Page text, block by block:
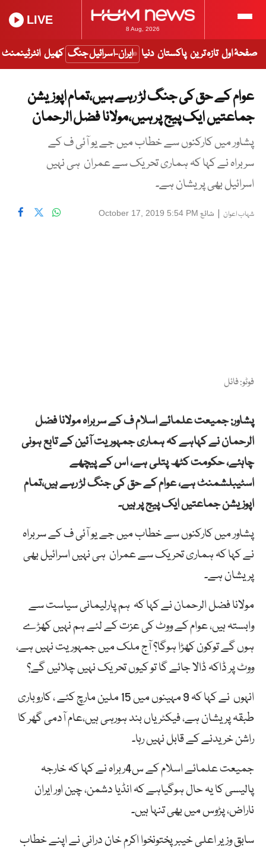
8 Aug, 2026
LIVE
صفحۂ اول تازہ ترین پاکستان دنیا ایران-اسرائیل جنگ کھیل انٹرٹینمنٹ
عوام کے حق کی جنگ لڑ رہے ہیں،تمام اپوزیشن
جماعتیں ایک پیج پر ہیں،مولانا فضل الرحمان
پشاور میں کارکنوں سے خطاب میں جے یو آئی ف کے
سربراہ نے کہا کہ ہماری تحریک سے عمران ہی نہیں
اسرائیل بھی پریشان ہے۔
شہاب اعوان | شائع October 17, 2019 5:54 PM
فوٹو: فائل
پشاور: جمیعت علمائے اسلام ف کے سربراہ مولانا فضل
الرحمان نے کہاہے کہ ہماری جمہوریت آئین کے تابع ہونی
چاہئے، حکومت کٹھ پتلی ہے، اس کے پیچھے
اسٹیبلشمنٹ ہے، عوام کے حق کی جنگ لڑ رہے ہیں،تمام
اپوزیشن جماعتیں ایک پیج پر ہیں۔
پشاور میں کارکنوں سے خطاب میں جے یو آئی ف کے سربراہ
نے کہا کہ ہماری تحریک سے عمران ہی نہیں اسرائیل بھی
پریشان ہے۔
مولانا فضل الرحمان نے کہا کہ ہم پارلیمانی سیاست سے
وابستہ ہیں، عوام کے ووٹ کی عزت کے لئے ہم نہیں کھڑے
ہوں گے توکون کھڑا ہوگا؟ آج ملک میں جمہوریت نہیں ہے،
ووٹ پر ڈاکہ ڈالا جائے گا تو کیوں تحریک نہیں چلائیں گے؟
انہوں نے کہا کہ 9 مہینوں میں 15 ملین مارچ کئے ، کاروباری
طبقہ پریشان ہے، فیکٹریاں بند ہورہی ہیں،عام آدمی گھر کا
راشن خریدنے کے قابل نہیں رہا۔
جمیعت علمائے اسلام کے س4ربراہ نے کہا کہ خارجہ
پالیسی کا یہ حال ہوگیاہے کہ انڈیا دشمن، چین اور ایران
ناراض، پڑوس میں بھی تنہا ہیں۔
سابق وزیر اعلی خیبر پختونخوا اکرم خان درانی نے اپنے خطاب